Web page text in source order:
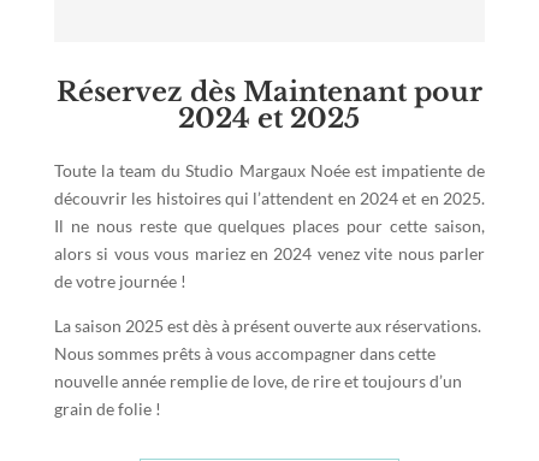
Réservez dès Maintenant pour
2024 et 2025
Toute la team du Studio Margaux Noée est impatiente de
découvrir les histoires qui l’attendent en 2024 et en 2025.
Il ne nous reste que quelques places pour cette saison,
alors si vous vous mariez en 2024 venez vite nous parler
de votre journée !
La saison 2025 est dès à présent ouverte aux réservations.
Nous sommes prêts à vous accompagner dans cette
nouvelle année remplie de love, de rire et toujours d’un
grain de folie !